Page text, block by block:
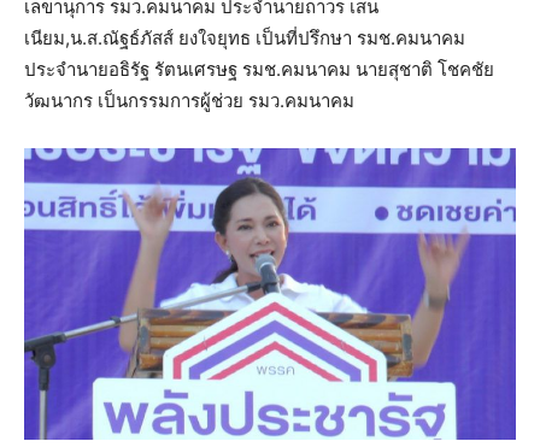
เลขานุการ รมว.คมนาคม ประจำนายถาวร เสน
เนียม,น.ส.ณัฐธ์ภัสส์ ยงใจยุทธ เป็นที่ปรึกษา รมช.คมนาคม
ประจำนายอธิรัฐ รัตนเศรษฐ รมช.คมนาคม นายสุชาติ โชคชัย
วัฒนากร เป็นกรรมการผู้ช่วย รมว.คมนาคม